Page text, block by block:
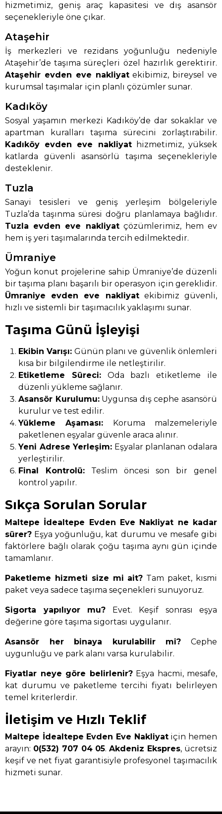
hizmetimiz, geniş araç kapasitesi ve dış asansör
seçenekleriyle öne çıkar.
Ataşehir
İş merkezleri ve rezidans yoğunluğu nedeniyle
Ataşehir’de taşıma süreçleri özel hazırlık gerektirir.
Ataşehir evden eve nakliyatekibimiz, bireysel ve
kurumsal taşımalar için planlı çözümler sunar.
Kadıköy
Sosyal yaşamın merkezi Kadıköy’de dar sokaklar ve
apartman kuralları taşıma sürecini zorlaştırabilir.
Kadıköy evden eve nakliyathizmetimiz, yüksek
katlarda güvenli asansörlü taşıma seçenekleriyle
desteklenir.
Tuzla
Sanayi tesisleri ve geniş yerleşim bölgeleriyle
Tuzla’da taşınma süresi doğru planlamaya bağlıdır.
Tuzla evden eve nakliyatçözümlerimiz, hem ev
hem iş yeri taşımalarında tercih edilmektedir.
Ümraniye
Yoğun konut projelerine sahip Ümraniye’de düzenli
bir taşıma planı başarılı bir operasyon için gereklidir.
Ümraniye evden eve nakliyatekibimiz güvenli,
hızlı ve sistemli bir taşımacılık yaklaşımı sunar.
Taşıma Günü İşleyişi
Ekibin Varışı: Günün planı ve güvenlik önlemleri
kısa bir bilgilendirme ile netleştirilir.
Etiketleme Süreci:Oda bazlı etiketleme ile
düzenli yükleme sağlanır.
Asansör Kurulumu:Uygunsa dış cephe asansörü
kurulur ve test edilir.
Yükleme Aşaması: Koruma malzemeleriyle
paketlenen eşyalar güvenle araca alınır.
Yeni Adrese Yerleşim: Eşyalar planlanan odalara
yerleştirilir.
Final Kontrolü: Teslim öncesi son bir genel
kontrol yapılır.
Sıkça Sorulan Sorular
Maltepe İdealtepe Evden Eve Nakliyat ne kadar
sürer? Eşya yoğunluğu, kat durumu ve mesafe gibi
faktörlere bağlı olarak çoğu taşıma aynı gün içinde
tamamlanır.
Paketleme hizmeti size mi ait? Tam paket, kısmi
paket veya sadece taşıma seçenekleri sunuyoruz.
Sigorta yapılıyor mu? Evet. Keşif sonrası eşya
değerine göre taşıma sigortası uygulanır.
Asansör her binaya kurulabilir mi? Cephe
uygunluğu ve park alanı varsa kurulabilir.
Fiyatlar neye göre belirlenir?Eşya hacmi, mesafe,
kat durumu ve paketleme tercihi fiyatı belirleyen
temel kriterlerdir.
İletişim ve Hızlı Teklif
Maltepe İdealtepe Evden Eve Nakliyatiçin hemen
arayın: 0(532) 707 04 05.Akdeniz Ekspres, ücretsiz
keşif ve net fiyat garantisiyle profesyonel taşımacılık
hizmeti sunar.